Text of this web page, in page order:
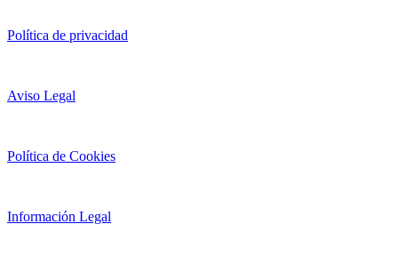
Política de privacidad
Aviso Legal
Política de Cookies
Información Legal